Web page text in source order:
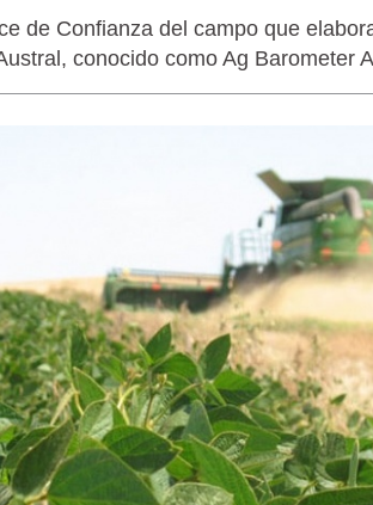
de Confianza del campo que
conocido como Ag Barometer